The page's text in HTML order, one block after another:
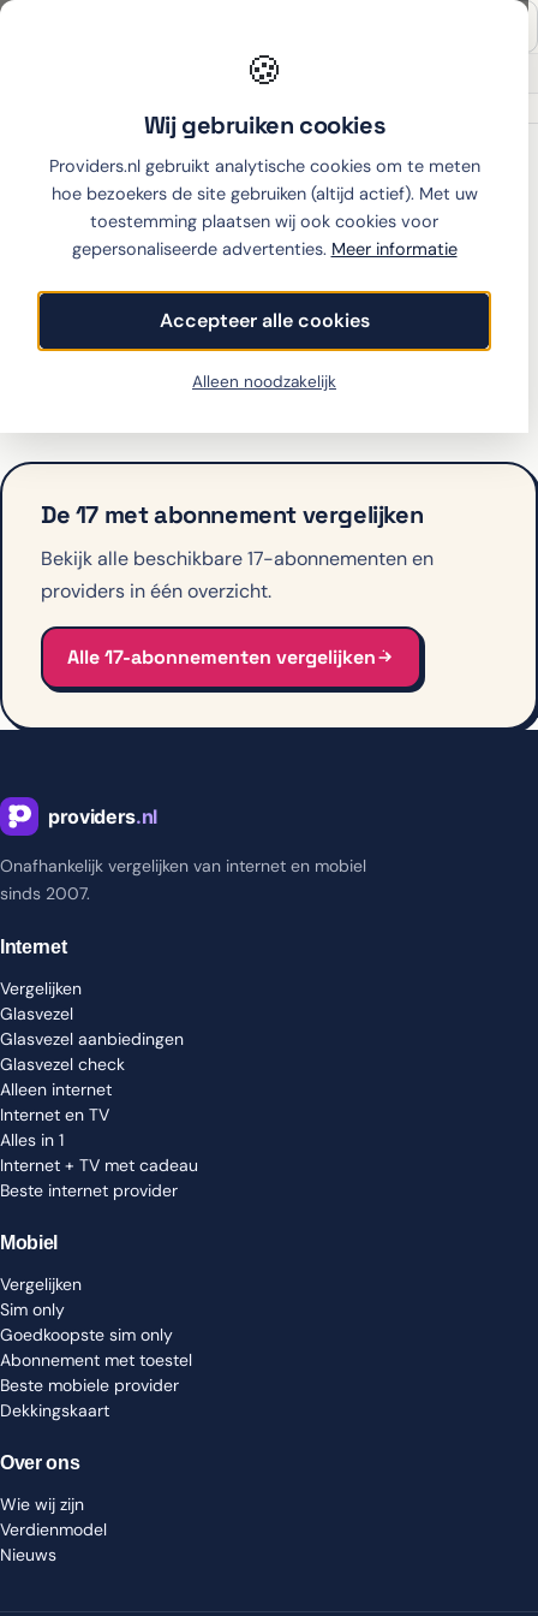
🍪
Wij gebruiken cookies
Providers.nl gebruikt analytische cookies om te meten
hoe bezoekers de site gebruiken (altijd actief). Met uw
toestemming plaatsen wij ook cookies voor
gepersonaliseerde advertenties. Meer informatie
Accepteer alle cookies
Alleen noodzakelijk
Thuiswinkel partner
›Ben
Xiaomi 17 met abonnement
bij Ben
abonnement. Bekijk hieronder de alternatieven.
De 17 met abonnement vergelijken
Bekijk alle beschikbare 17-abonnementen en
providers in één overzicht.
Alle 17-abonnementen vergelijken
Onafhankelijk vergelijken van internet en mobiel
sinds 2007.
Internet
Vergelijken
Glasvezel
Glasvezel aanbiedingen
Glasvezel check
Alleen internet
Internet en TV
Alles in 1
Internet + TV met cadeau
Beste internet provider
Mobiel
Vergelijken
Sim only
Goedkoopste sim only
Abonnement met toestel
Beste mobiele provider
Dekkingskaart
Over ons
Wie wij zijn
Verdienmodel
Nieuws